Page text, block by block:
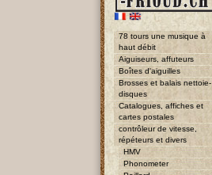
78 tours une musique à
haut débit
Aiguiseurs, affuteurs
Boîtes d'aiguilles
Brosses et balais nettoie-
disques
Catalogues, affiches et
cartes postales
contrôleur de vitesse,
répéteurs et divers
HMV
Phonometer